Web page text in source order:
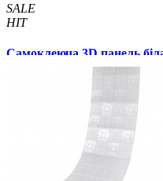
SALE
HIT
Самоклеюча 3D панель
2999 грн. /шт
Купити В закладки